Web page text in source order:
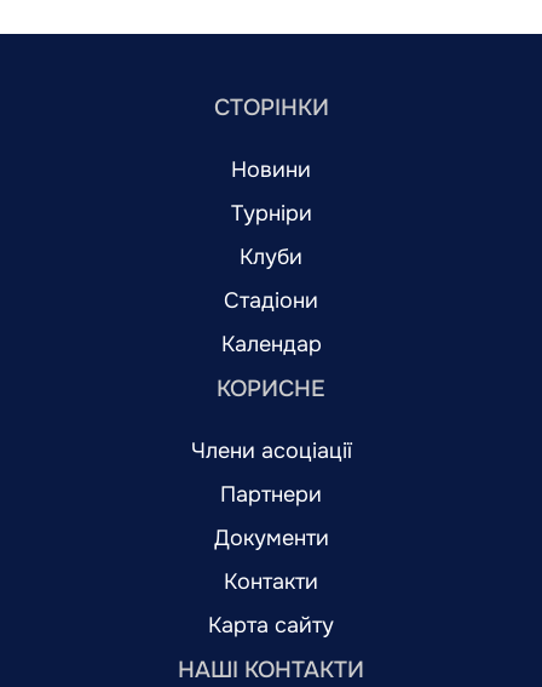
СТОРІНКИ
Новини
Турніри
Клуби
Стадіони
Календар
КОРИСНЕ
Члени асоціації
Партнери
Документи
Контакти
Карта сайту
НАШІ КОНТАКТИ